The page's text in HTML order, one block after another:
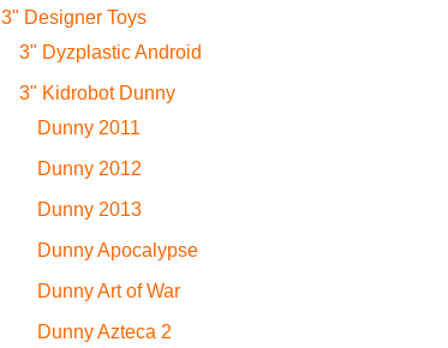
3" Designer Toys
3" Dyzplastic Android
3" Kidrobot Dunny
Dunny 2011
Dunny 2012
Dunny 2013
Dunny Apocalypse
Dunny Art of War
Dunny Azteca 2